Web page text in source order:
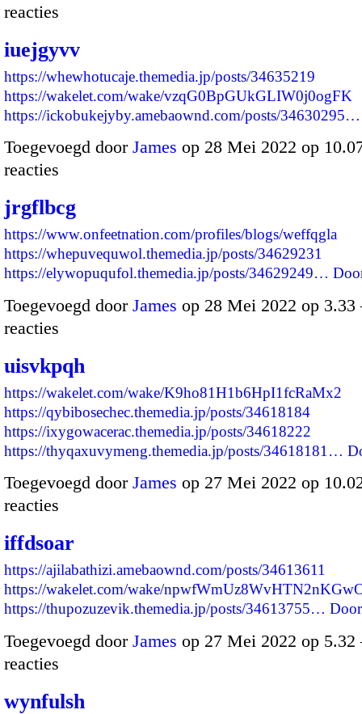
reacties
iuejgyvv
https://whewhotucaje.themedia.jp/posts/34635219
https://wakelet.com/wake/vzqG0BpGUkGLIW0j0ogFK
https://ickobukejyby.amebaownd.com/posts/34630295…
Toegevoegd door James op 28 Mei 2022 op
reacties
jrgflbcg
https://www.onfeetnation.com/profiles/blogs/weffqgla
https://whepuvequwol.themedia.jp/posts/34629231
https://elywopuqufol.themedia.jp/posts/34629249…
Toegevoegd door James op 28 Mei 2022 op
reacties
uisvkpqh
https://wakelet.com/wake/K9ho81H1b6HpI1fcRaMx2
https://qybibosechec.themedia.jp/posts/34618184
https://ixygowacerac.themedia.jp/posts/34618222
https://thyqaxuvymeng.themedia.jp/posts/34618181…
Toegevoegd door James op 27 Mei 2022 op
reacties
iffdsoar
https://ajilabathizi.amebaownd.com/posts/34613611
https://wakelet.com/wake/
https://thupozuzevik.themedia.jp/posts/34613755…
Toegevoegd door James op 27 Mei 2022 op
reacties
wynfulsh